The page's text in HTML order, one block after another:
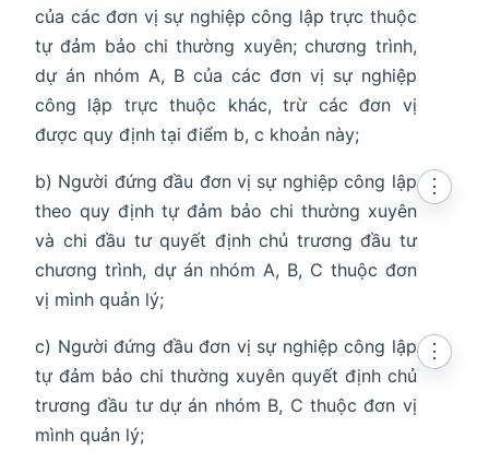
của các đơn vị sự nghiệp công lập trực thuộc
tự đảm bảo chi thường xuyên; chương trình,
dự án nhóm A, B của các đơn vị sự nghiệp
công lập trực thuộc khác, trừ các đơn vị
được quy định tại điểm b, c khoản này;
b) Người đứng đầu đơn vị sự nghiệp công lập
theo quy định tự đảm bảo chi thường xuyên
và chi đầu tư quyết định chủ trương đầu tư
chương trình, dự án nhóm A, B, C thuộc đơn
vị mình quản lý;
⋮
c) Người đứng đầu đơn vị sự nghiệp công lập
tự đảm bảo chi thường xuyên quyết định chủ
trương đầu tư dự án nhóm B, C thuộc đơn vị
mình quản lý;
⋮